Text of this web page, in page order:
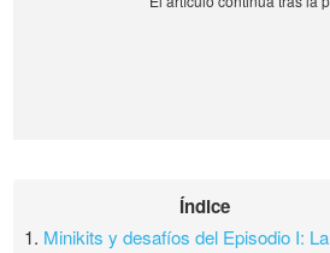
Índice
1. Minikits y desafíos del Episodio I: La